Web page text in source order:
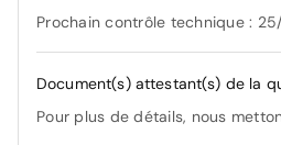
Prochain contrôle technique :
Document(s) attestant(s) de la
Pour plus de détails, nous